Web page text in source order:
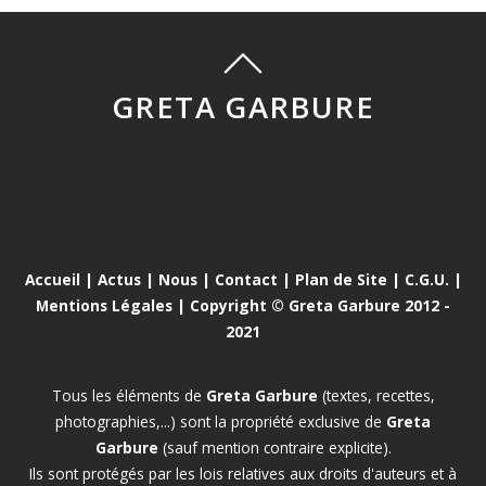
GRETA GARBURE
Accueil | Actus| Nous| Contact | Plan de Site | C.G.U. |
Mentions Légales | Copyright © Greta Garbure 2012 -
2021
Tous les éléments de Greta Garbure (textes, recettes,
photographies,...) sont la propriété exclusive de Greta
Garbure (sauf mention contraire explicite).
Ils sont protégés par les lois relatives aux droits d'auteurs et à